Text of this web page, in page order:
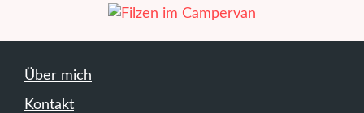
Über mich
Kontakt